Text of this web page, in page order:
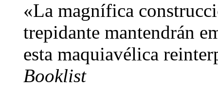
«La magnífica
trepidante mantendrán
esta maquiavélica
Booklist